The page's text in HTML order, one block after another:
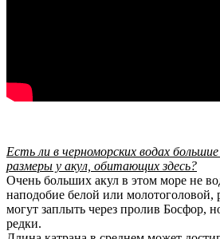
Есть ли в черноморских водах
размеры у акул, обитающих здесь?
Очень больших акул в этом море не
наподобие белой или молотоголовой,
могут заплыть через пролив Босфор,
редки.